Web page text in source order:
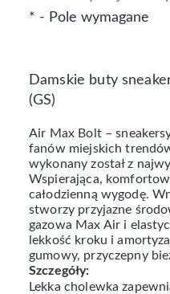
* - Pole wymagane
Damskie buty
(GS)
Air Max Bolt –
fanów miejskich
wykonany został z
Wspierająca,
całodzienną wygodę.
stworzy przyjazne
gazowa Max Air i
lekkość kroku i
gumowy, przyczepny
Szczegóły:
Lekka cholewka